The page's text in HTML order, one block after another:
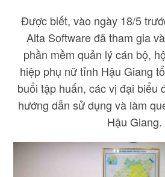
Được biết, vào ngày 18/5
Alta Software đã tham gia
phần mềm quản lý cán bộ,
hiệp phụ nữ tỉnh Hậu Giang
buổi tập huấn, các vị đại biểu
hướng dẫn sử dụng và làm
Hậu Giang.